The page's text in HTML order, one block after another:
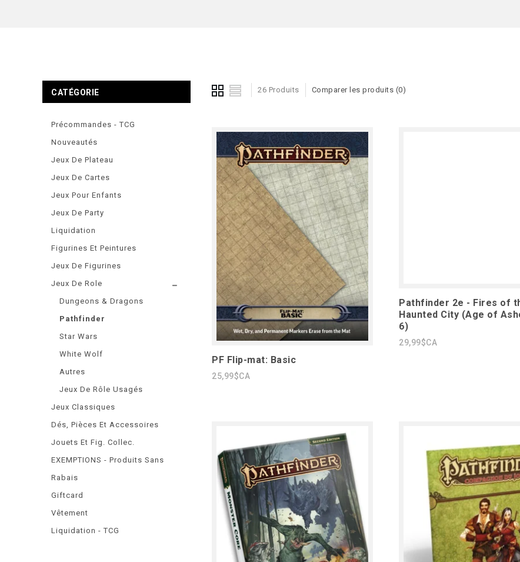
26 Produits Comparer les produits (0)
PF Flip-mat: Basic
25,99$CA
Pathfinder 2e - Fires of
Haunted City (Age of
6)
29,99$CA
CATÉGORIE
Précommandes - TCG
Nouveautés
Jeux De Plateau
Jeux De Cartes
Jeux Pour Enfants
Jeux De Party
Liquidation
Figurines Et Peintures
Jeux De Figurines
Jeux De Role
Dungeons & Dragons
Pathfinder
Star Wars
White Wolf
Autres
Jeux De Rôle Usagés
Jeux Classiques
Dés, Pièces Et Accessoires
Jouets Et Fig. Collec.
EXEMPTIONS - Produits Sans
Rabais
Giftcard
Vêtement
Liquidation - TCG